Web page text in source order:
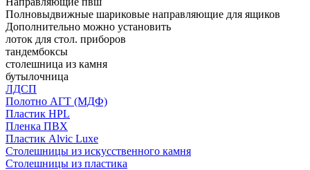
Полновыдвижные шариковые направляющие для ящиков
Дополнительно можно установить
лоток для стол. приборов
тандембоксы
столешница из камня
бутылочница
ЛДСП
Полотно АГТ (МДФ)
Пластик HPL
Пленка ПВХ
Пластик Alvic Luxe
Столешницы из искусственного камня
Столешницы из пластика